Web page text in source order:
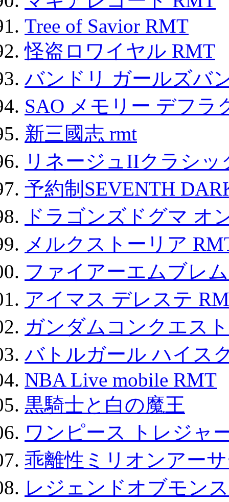
Tree of Savior RMT
怪盗ロワイヤル RMT
バンドリ ガールズバ
SAO メモリー デフラ
新三國志 rmt
リネージュIIクラシ
予約制SEVENTH
ドラゴンズドグマ オ
メルクストーリア
ファイアーエムブレ
アイマス デレステ
ガンダムコンクエスト
バトルガール ハイス
NBA Live mobile RMT
黒騎士と白の魔王
ワンピース トレジャ
乖離性ミリオンアー
レジェンドオブモン